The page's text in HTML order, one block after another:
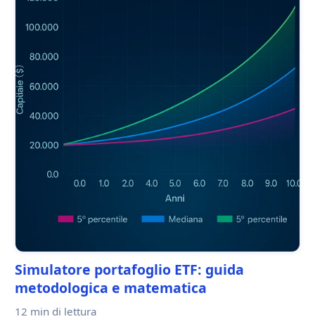
Simulatore portafoglio ETF: guida
metodologica e matematica
12 min di lettura